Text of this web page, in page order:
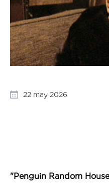
22 may 2026
"Penguin Random